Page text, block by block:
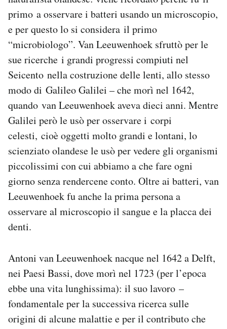
Area Personale
Newsletter
Notifiche mobile
Regala il Post
Hai bisogno di aiuto?
Esci
primo a osservare i batteri usando un microscopio,
e per questo lo si considera il primo
“microbiologo”. Van Leeuwenhoek sfruttò per le
sue ricerche i grandi progressi compiuti nel
Seicento nella costruzione delle lenti, allo stesso
modo di Galileo Galilei – che morì nel 1642,
quando van Leeuwenhoek aveva dieci anni. Mentre
Galilei però le usò per osservare i corpi
celesti, cioè oggetti molto grandi e lontani, lo
scienziato olandese le usò per vedere gli organismi
piccolissimi con cui abbiamo a che fare ogni
giorno senza rendercene conto. Oltre ai batteri, van
Leeuwenhoek fu anche la prima persona a
osservare al microscopio il sangue e la placca dei
denti.
Antoni van Leeuwenhoek nacque nel 1642 a Delft,
nei Paesi Bassi, dove morì nel 1723 (per l’epoca
ebbe una vita lunghissima): il suo lavoro –
fondamentale per la successiva ricerca sulle
origini di alcune malattie e per il contributo che